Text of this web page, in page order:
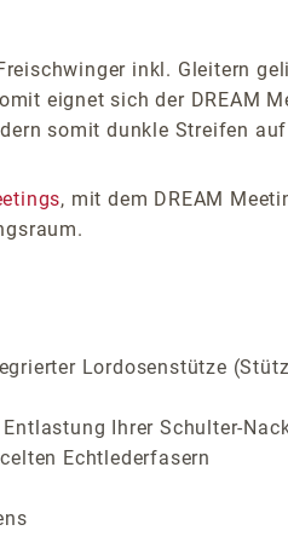
inkl. Gleitern
eignet sich der
somit dunkle Streifen
, mit dem DREAM
Lordosenstütze
Ihrer Schulter-
Echtlederfasern